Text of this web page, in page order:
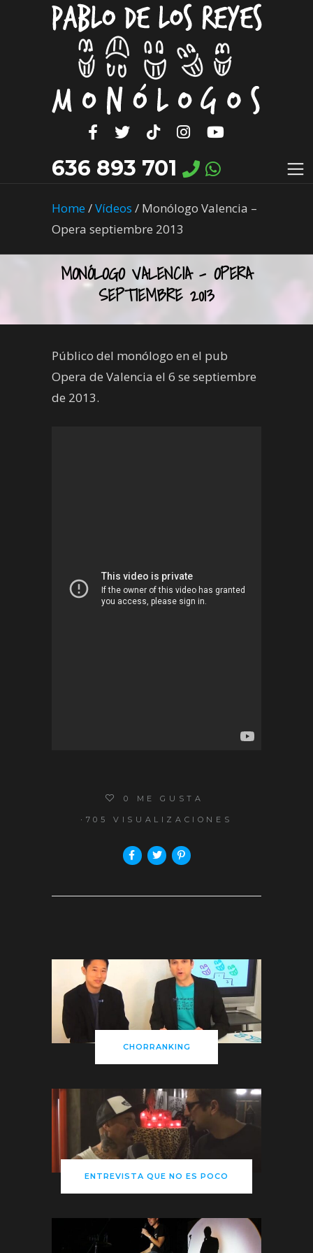
636 893 701
Home/Vídeos / Monólogo Valencia –
Opera septiembre 2013
MONÓLOGO VALENCIA – OPERA
SEPTIEMBRE 2013
Público del monólogo en el pub
Opera de Valencia el 6 se septiembre
de 2013.
0 ME GUSTA
705 VISUALIZACIONES
CHORRANKING
ENTREVISTA QUE NO ES POCO